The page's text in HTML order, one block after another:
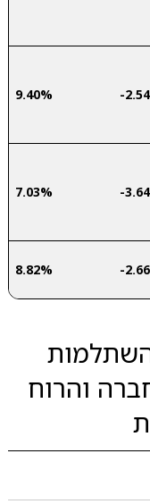
-
9.40%
-
7.03%
-
8.82%
והרוח